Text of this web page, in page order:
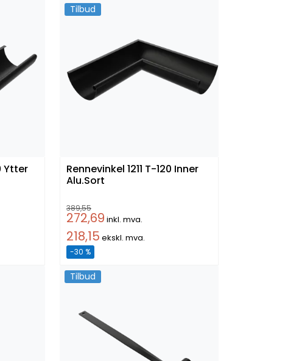
Tilbud
Rennevinkel 1211 T-120 Inner
Alu.Sort
389,55
272,69 inkl. mva.
218,15 ekskl. mva.
-30 %
Tilbud